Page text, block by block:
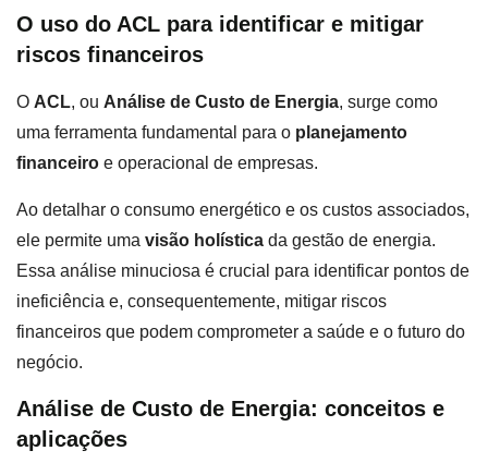
O uso do ACL para identificar e mitigar
riscos financeiros
O ACL, ou Análise de Custo de Energia, surge como
uma ferramenta fundamental para o planejamento
financeiro e operacional de empresas.
Ao detalhar o consumo energético e os custos associados,
ele permite uma visão holística da gestão de energia.
Essa análise minuciosa é crucial para identificar pontos de
ineficiência e, consequentemente, mitigar riscos
financeiros que podem comprometer a saúde e o futuro do
negócio.
Análise de Custo de Energia: conceitos e
aplicações